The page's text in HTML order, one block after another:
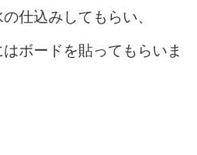
仕込みしてもらい、
ボードを貼ってもらいま